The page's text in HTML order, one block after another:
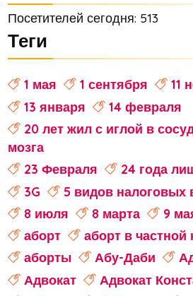
Посетителей сегодня: 513
Теги
1 мая 1 сентября
11
13 января
14 февраля
20 лет жил с иглой в
мозга
23 Февраля
24 года
3G
5 видов налоговых
8 июля
8 марта 9
аборт
аборт в частной
аборты
Абу-Даби
Адвокат
Адвокат